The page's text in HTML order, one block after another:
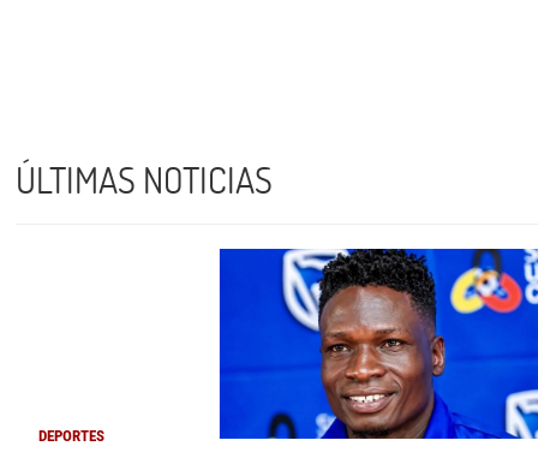
ÚLTIMAS NOTICIAS
DEPORTES